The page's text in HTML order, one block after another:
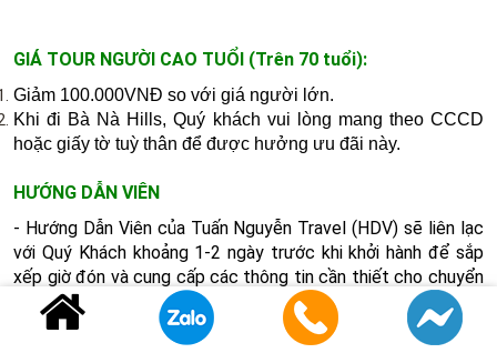
GIÁ TOUR NGƯỜI CAO TUỔI (Trên 70 tuổi):
Giảm 100.000VNĐ so với giá người lớn.
Khi đi Bà Nà Hills, Quý khách vui lòng mang theo CCCD
hoặc giấy tờ tuỳ thân để được hưởng ưu đãi này.
HƯỚNG DẪN VIÊN
- Hướng Dẫn Viên của Tuấn Nguyễn Travel (HDV) sẽ liên lạc
với Quý Khách khoảng 1-2 ngày trước khi khởi hành để sắp
xếp giờ đón và cung cấp các thông tin cần thiết cho chuyển
HDV làm thủ tục nhận phòng khách sạn, sắp xếp các bữa